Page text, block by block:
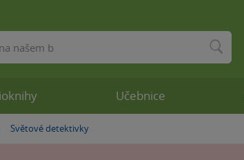
»
Světové detektivky
Učebnice